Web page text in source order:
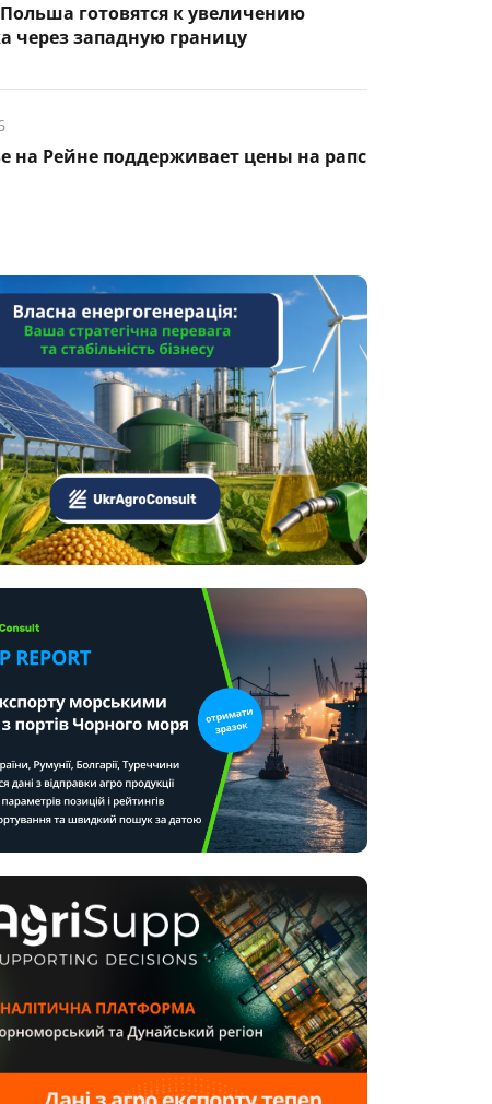
готовятся к увеличению
через западную границу
на Рейне поддерживает цены на рапс